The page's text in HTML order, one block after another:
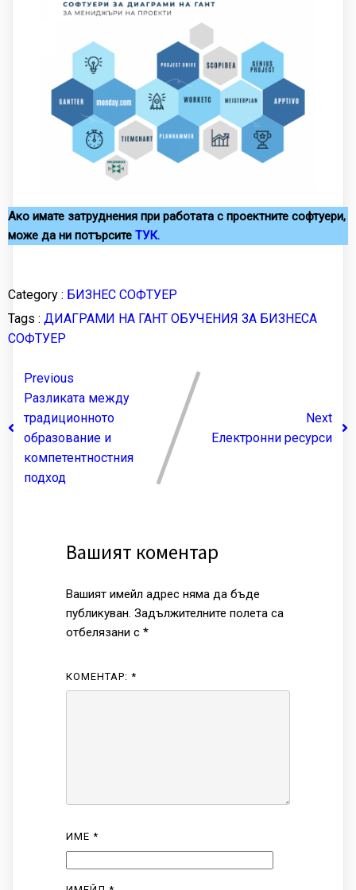
Ако имате затруднения при работата с проектните софтуери,
може да ни потърсите ТУК.
Category : БИЗНЕС СОФТУЕР
Tags : ДИАГРАМИ НА ГАНТ ОБУЧЕНИЯ ЗА БИЗНЕСА
СОФТУЕР
Previous
Разликата между
традиционното
образование и
компетентностния
подход
Next
Електронни ресурси
Вашият коментар
Вашият имейл адрес няма да бъде
публикуван. Задължителните полета са
отбелязани с *
КОМЕНТАР: *
ИМЕ *